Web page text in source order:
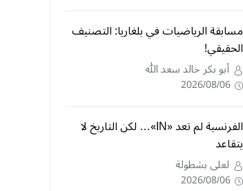
مسابقة الرياضيات في بلغاريا: التصنيف
الحقيقي!
أبو بكر خالد سعد الله
2026/08/06
الفرنسية لم تعد «IN»… لكن التاريخ لا
يتقاعد
لعلى بشطولة
2026/08/06